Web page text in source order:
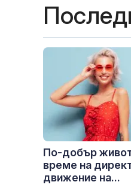
По-добър
време на
движение на...